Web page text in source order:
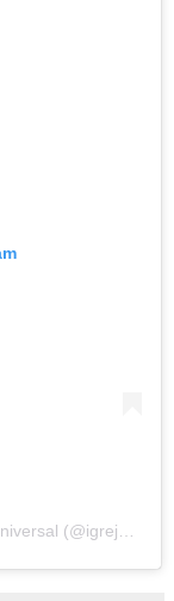
Uma publicação compartilhada por Igreja Universal (@igrejauniversal)